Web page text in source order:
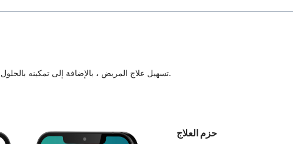
تسهيل علاج المريض ، بالإضافة إلى تمكينه بالحلول التي تعتمد على التكنولوجيا ونظام رعاية المرضى والشفافية في كل خطوة من خطوات رحلة العلاج.
حزم العلاج